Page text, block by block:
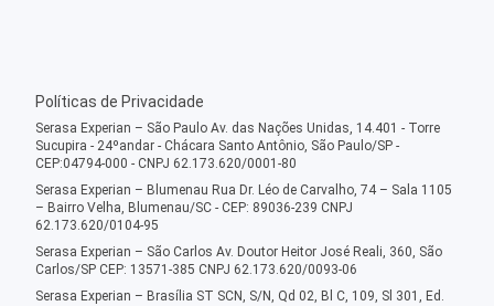
Políticas de Privacidade
Serasa Experian – São Paulo Av. das Nações Unidas, 14.401 - Torre
Sucupira - 24ºandar - Chácara Santo Antônio, São Paulo/SP -
CEP:04794-000 - CNPJ 62.173.620/0001-80
Serasa Experian – Blumenau Rua Dr. Léo de Carvalho, 74 – Sala 1105
– Bairro Velha, Blumenau/SC - CEP: 89036-239 CNPJ
62.173.620/0104-95
Serasa Experian – São Carlos Av. Doutor Heitor José Reali, 360, São
Carlos/SP CEP: 13571-385 CNPJ 62.173.620/0093-06
Serasa Experian – Brasília ST SCN, S/N, Qd 02, Bl C, 109, Sl 301, Ed.